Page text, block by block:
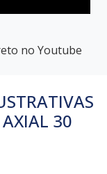
no Youtube
AXIAL 30